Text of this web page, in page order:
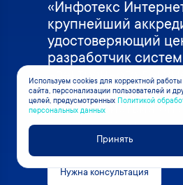
«Инфотекс
крупнейший
удостоверяющий
разработчик систем
электронного
и интеграционных
взаимодействия
государством.
Нужна консультация
Используем cookies для корректной работы
сайта, персонализации пользователей и
целей, предусмотренных Политикой
персональных данных
Принять